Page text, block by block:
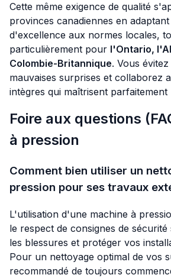
Cette même exigence de qualité
provinces canadiennes en
d'excellence aux normes locales,
particulièrement pour l'Ontario,
Colombie-Britannique. Vous évitez
mauvaises surprises et collaborez
intègres qui maîtrisent parfaitement
Foire aux questions
à pression
Comment bien utiliser un
pression pour ses travaux
L'utilisation d'une machine à
le respect de consignes de
les blessures et protéger vos
Pour un nettoyage optimal de vos
recommandé de toujours